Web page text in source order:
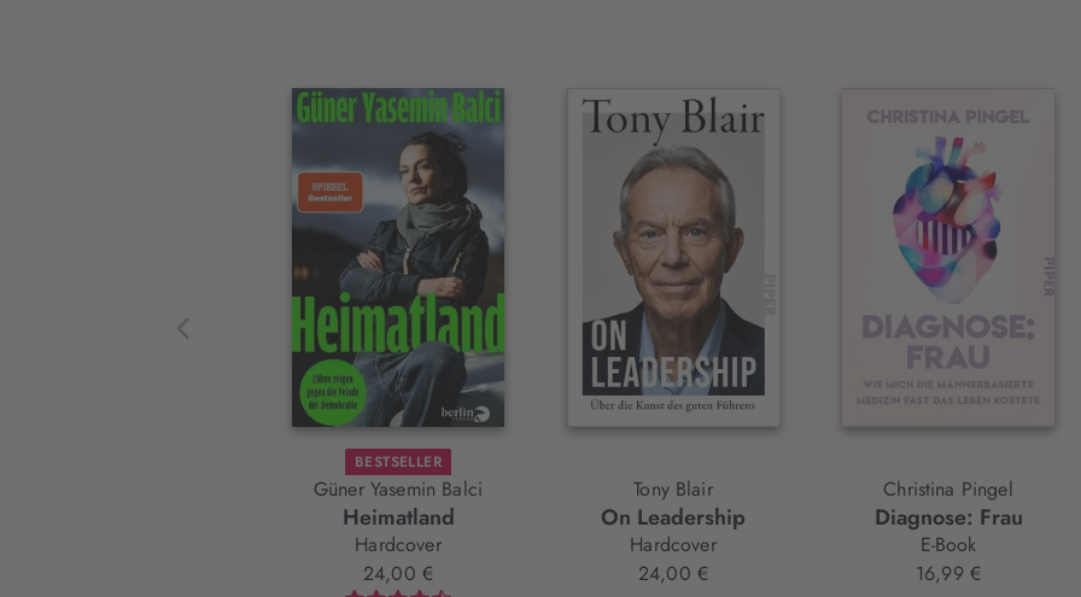
Interaktives
Slider-
Element
BESTSELLER
Güner Yasemin Balci
Heimatland
Hardcover
24,00 €
Tony Blair
On Leadership
Hardcover
24,00 €
Christina Pingel
Diagnose: Frau
E-Book
16,99 €